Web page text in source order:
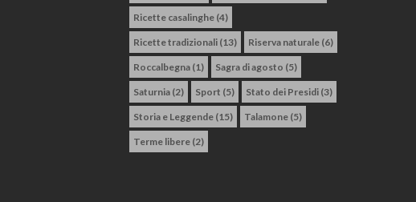
Ricette casalinghe (4)
Ricette tradizionali (13) Riserva naturale (6)
Roccalbegna (1) Sagra di agosto (5)
Saturnia (2) Sport (5) Stato dei Presidi (3)
Storia e Leggende (15) Talamone (5)
Terme libere (2)